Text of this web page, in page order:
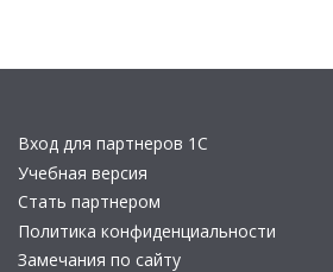
Вход для партнеров 1С
Учебная версия
Стать партнером
Политика конфиденциальности
Замечания по сайту